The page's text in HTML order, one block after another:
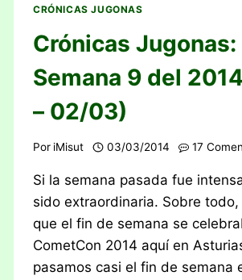
CRÓNICAS JUGONAS
Crónicas Jugonas:
Semana 9 del
– 02/03)
Por iMisut 03/03/2014 17
Si la semana pasada fue
sido extraordinaria. Sobre
que el fin de semana se
CometCon 2014 aquí en
pasamos casi el fin de semana